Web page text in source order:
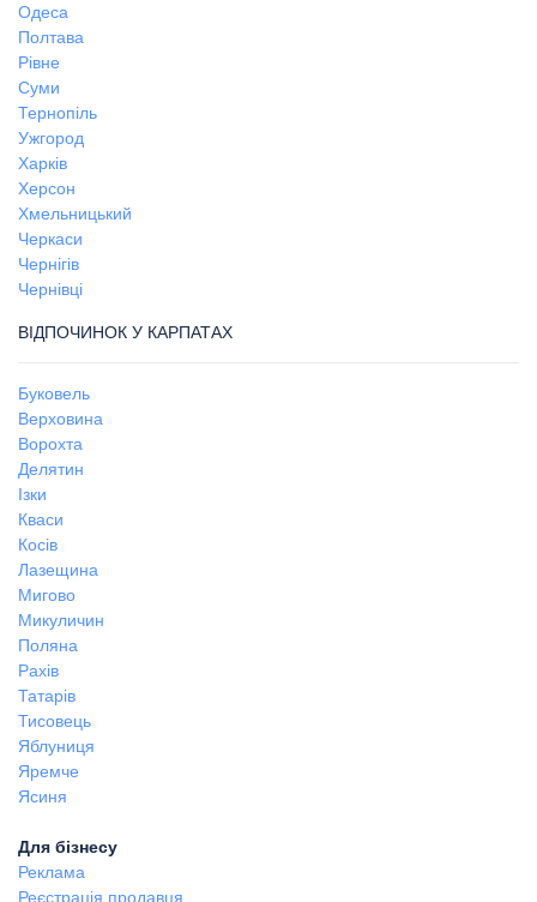
Одеса
Полтава
Рівне
Суми
Тернопіль
Ужгород
Харків
Херсон
Хмельницький
Черкаси
Чернігів
Чернівці
ВІДПОЧИНОК У КАРПАТАХ
Буковель
Верховина
Ворохта
Делятин
Ізки
Кваси
Косів
Лазещина
Мигово
Микуличин
Поляна
Рахів
Татарів
Тисовець
Яблуниця
Яремче
Ясиня
Для бізнесу
Реклама
Реєстрація продавця